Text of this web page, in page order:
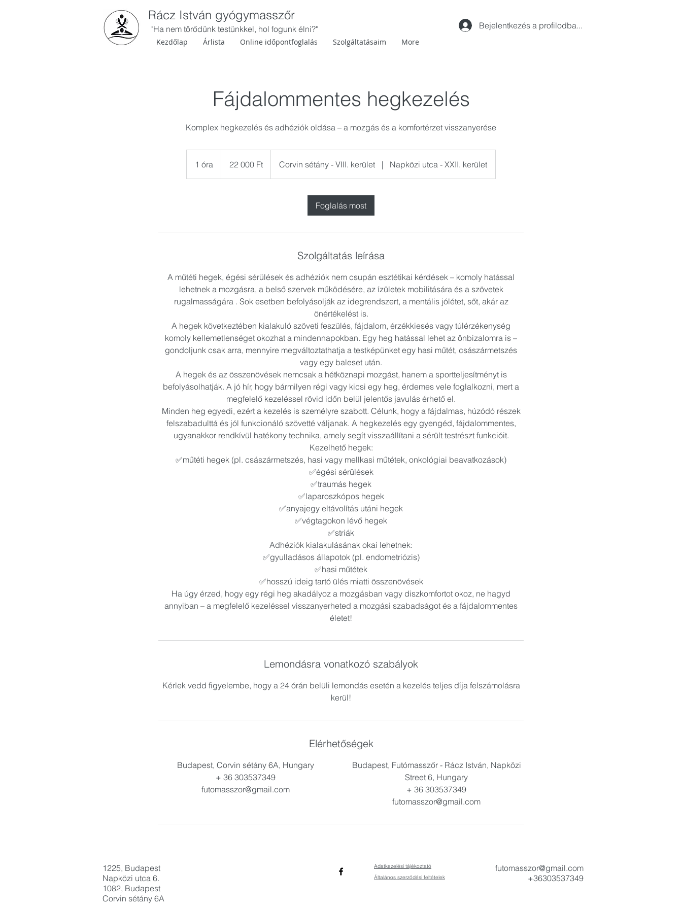
Rácz István gyógymasszőr
"Ha nem törődünk testünkkel, hol fogunk élni?"
Kezdőlap Árlista Online időpontfoglalás Szolgáltatásaim More
Bejelentkezés a profilodba...
Fájdalommentes hegkezelés
Komplex hegkezelés és adhéziók oldása – a mozgás és a komfortérzet visszanyerése
1 óra1
ó
forint22 000 Ft Corvin sétány - VIII. kerület | Napközi utca - XXII. kerület
Foglalás most
Szolgáltatás leírása
A műtéti hegek, égési sérülések és adhéziók nem csupán esztétikai kérdések – komoly hatással
lehetnek a mozgásra, a belső szervek működésére, az ízületek mobilitására és a szövetek
rugalmasságára . Sok esetben befolyásolják az idegrendszert, a mentális jólétet, sőt, akár az
önértékelést is.
A hegek következtében kialakuló szöveti feszülés, fájdalom, érzékkiesés vagy túlérzékenység
komoly kellemetlenséget okozhat a mindennapokban. Egy heg hatással lehet az önbizalomra is –
gondoljunk csak arra, mennyire megváltoztathatja a testképünket egy hasi műtét, császármetszés
vagy egy baleset után.
A hegek és az összenövések nemcsak a hétköznapi mozgást, hanem a sportteljesítményt is
befolyásolhatják. A jó hír, hogy bármilyen régi vagy kicsi egy heg, érdemes vele foglalkozni, mert a
megfelelő kezeléssel rövid időn belül jelentős javulás érhető el.
Minden heg egyedi, ezért a kezelés is személyre szabott. Célunk, hogy a fájdalmas, húzódó részek
felszabadulttá és jól funkcionáló szövetté váljanak. A hegkezelés egy gyengéd, fájdalommentes,
ugyanakkor rendkívül hatékony technika, amely segít visszaállítani a sérült testrészt funkcióit.
Kezelhető hegek:
✅műtéti hegek (pl. császármetszés, hasi vagy mellkasi műtétek, onkológiai beavatkozások)
✅égési sérülések
✅traumás hegek
✅laparoszkópos hegek
✅anyajegy eltávolítás utáni hegek
✅végtagokon lévő hegek
✅striák
Adhéziók kialakulásának okai lehetnek:
✅gyulladásos állapotok (pl. endometriózis)
✅hasi műtétek
✅hosszú ideig tartó ülés miatti összenövések
Ha úgy érzed, hogy egy régi heg akadályoz a mozgásban vagy diszkomfortot okoz, ne hagyd
annyiban – a megfelelő kezeléssel visszanyerheted a mozgási szabadságot és a fájdalommentes
életet!
Lemondásra vonatkozó szabályok
Kérlek vedd figyelembe, hogy a 24 órán belüli lemondás esetén a kezelés teljes díja felszámolásra
kerül!
Elérhetőségek
Budapest, Corvin sétány 6A, Hungary
+ 36 303537349
futomasszor@gmail.com
Budapest, Futómasszőr - Rácz István, Napközi
Street 6, Hungary
+ 36 303537349
futomasszor@gmail.com
1225, Budapest
Napközi utca 6.
1082, Budapest
​Corvin sétány 6A
Adatkezelési tájékoztató
Általános szerződési feltételek
futomasszor@gmail.com
+36303537349